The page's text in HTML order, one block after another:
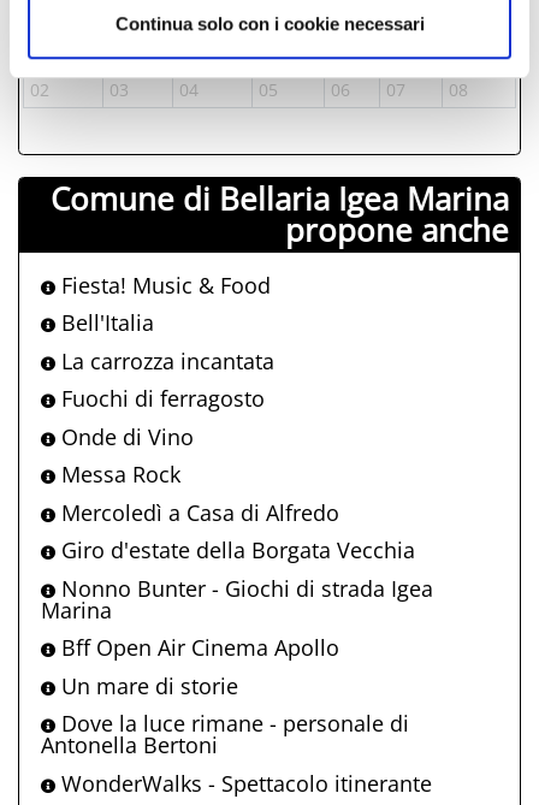
Continua solo con i cookie necessari
20 21 22 23 24
26
27 28 29 30 31
01
02
03 04 05 06 07 08
Comune di Bellaria Igea Marina
propone anche
Fiesta! Music & Food
Bell'Italia
La carrozza incantata
Fuochi di ferragosto
Onde di Vino
Messa Rock
Mercoledì a Casa di Alfredo
Giro d'estate della Borgata Vecchia
Nonno Bunter - Giochi di strada Igea
Marina
Bff Open Air Cinema Apollo
Un mare di storie
Dove la luce rimane - personale di
Antonella Bertoni
WonderWalks - Spettacolo itinerante